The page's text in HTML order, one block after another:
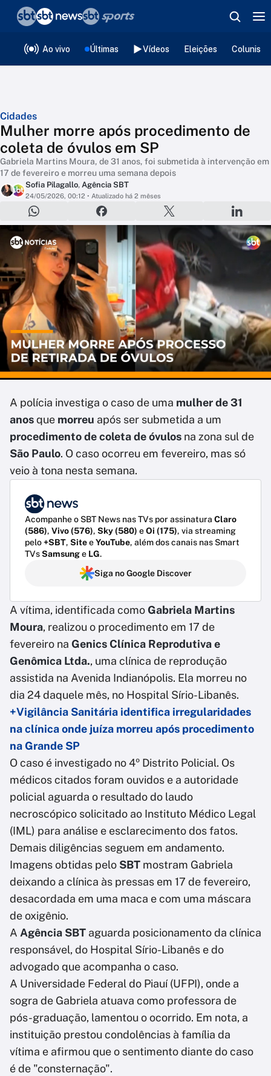
Ao vivo Últimas Vídeos Eleições
Cidades
Mulher morre após procedimento de
coleta de óvulos em SP
Gabriela Martins Moura, de 31 anos, foi submetida à intervenção em
17 de fevereiro e morreu uma semana depois
Sofia Pilagallo, Agência SBT
24/05/2026, 00:12 • Atualizado há 2 mêses
A polícia investiga o caso de uma mulher de 31
anosque morreu após ser submetida a um
procedimento de coleta de óvulos na zona sul de
São Paulo. O caso ocorreu em fevereiro, mas só
veio à tona nesta semana.
Acompanhe o SBT News nas TVs por assinatura Claro
(586), Vivo (576), Sky (580) eOi (175), via streaming
pelo+SBT, SiteeYouTube, além dos canais nas Smart
TVsSamsunge LG.
Siga no Google Discover
A vítima, identificada comoGabriela Martins
Moura, realizou o procedimento em 17 de
fevereiro na Genics Clínica Reprodutiva e
Genômica Ltda., uma clínica de reprodução
assistida na Avenida Indianópolis. Ela morreu no
dia 24 daquele mês, no Hospital Sírio-Libanês.
+Vigilância Sanitária identifica irregularidades
na clínica onde juíza morreu após procedimento
na Grande SP
O caso é investigado no 4º Distrito Policial. Os
médicos citados foram ouvidos e a autoridade
policial aguarda o resultado do laudo
necroscópico solicitado ao Instituto Médico Legal
(IML) para análise e esclarecimento dos fatos.
Demais diligências seguem em andamento.
Imagens obtidas pelo SBT mostram Gabriela
deixando a clínica às pressas em 17 de fevereiro,
desacordada em uma maca e com uma máscara
de oxigênio.
A Agência SBT aguarda posicionamento da clínica
responsável, do Hospital Sírio-Libanês e do
advogado que acompanha o caso.
A Universidade Federal do Piauí (UFPI), onde a
sogra de Gabriela atuava como professora de
pós-graduação, lamentou o ocorrido. Em nota, a
instituição prestou condolências à família da
vítima e afirmou que o sentimento diante do caso
é de "consternação".
❮voltar
Editorias